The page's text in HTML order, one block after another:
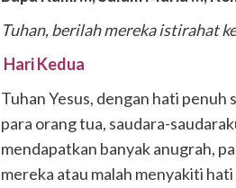
Tuhan, berilah mereka istirahat
Hari Kedua
Tuhan Yesus, dengan hati
para orang tua, saudara-
mendapatkan banyak anugrah,
mereka atau malah menyakiti